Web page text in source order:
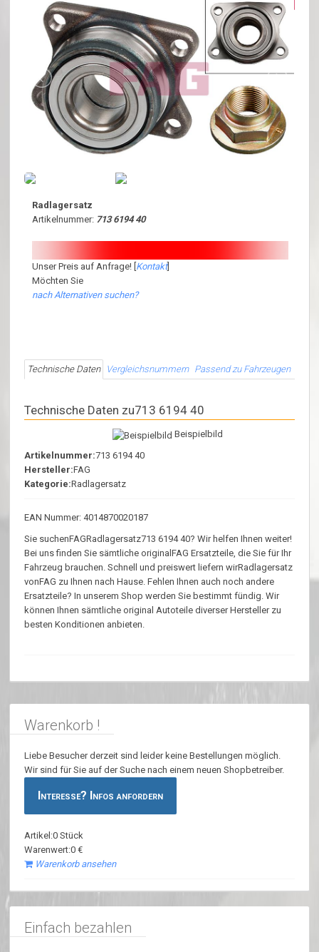
Radlagersatz
Artikelnummer: 713 6194 40
Unser Preis auf Anfrage! [ Kontakt]
Möchten Sie
nach Alternativen suchen?
Technische Daten Vergleichsnummern Passend zu Fahrzeugen
Technische Daten zu713 6194 40
Beispielbild
Artikelnummer:713 6194 40
Hersteller:FAG
Kategorie:Radlagersatz
EAN Nummer: 4014870020187
Sie suchenFAGRadlagersatz713 6194 40? Wir helfen Ihnen weiter!
Bei uns finden Sie sämtliche originalFAG Ersatzteile, die Sie für Ihr
Fahrzeug brauchen. Schnell und preiswert liefern wirRadlagersatz
vonFAG zu Ihnen nach Hause. Fehlen Ihnen auch noch andere
Ersatzteile? In unserem Shop werden Sie bestimmt fündig. Wir
können Ihnen sämtliche original Autoteile diverser Hersteller zu
besten Konditionen anbieten.
Warenkorb !
Liebe Besucher derzeit sind leider keine Bestellungen möglich.
Wir sind für Sie auf der Suche nach einem neuen Shopbetreiber.
Interesse? Infos anfordern
Artikel:0 Stück
Warenwert:0 €
Warenkorb ansehen
Einfach bezahlen